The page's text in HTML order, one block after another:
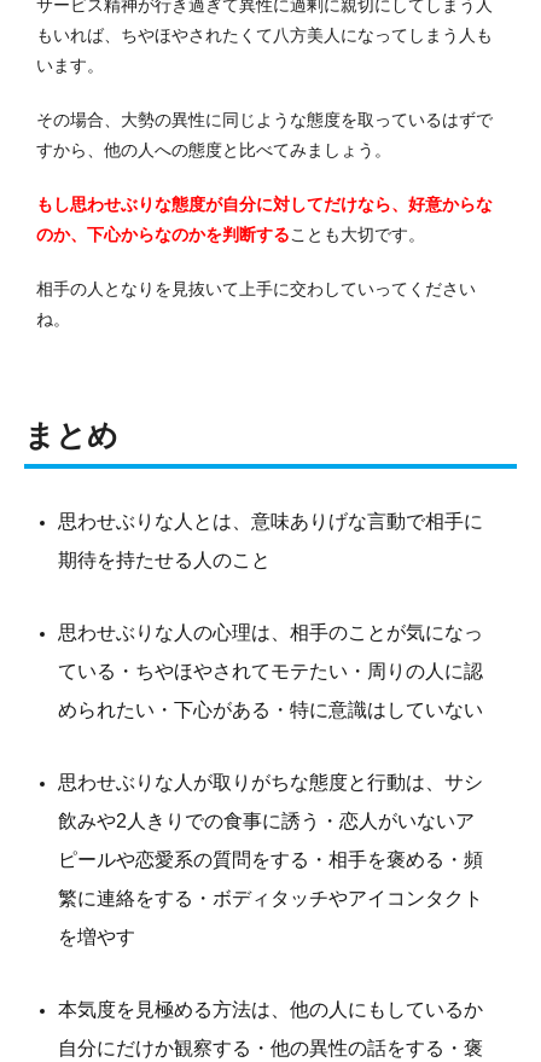
サービス精神が行き過ぎて異性に過剰に親切にしてしまう人
もいれば、ちやほやされたくて八方美人になってしまう人も
います。
その場合、大勢の異性に同じような態度を取っているはずで
すから、他の人への態度と比べてみましょう。
もし思わせぶりな態度が自分に対してだけなら、好意からな
のか、下心からなのかを判断することも大切です。
相手の人となりを見抜いて上手に交わしていってください
ね。
まとめ
思わせぶりな人とは、意味ありげな言動で相手に
期待を持たせる人のこと
思わせぶりな人の心理は、相手のことが気になっ
ている・ちやほやされてモテたい・周りの人に認
められたい・下心がある・特に意識はしていない
思わせぶりな人が取りがちな態度と行動は、サシ
飲みや2人きりでの食事に誘う・恋人がいないア
ピールや恋愛系の質問をする・相手を褒める・頻
繁に連絡をする・ボディタッチやアイコンタクト
を増やす
本気度を見極める方法は、他の人にもしているか
自分にだけか観察する・他の異性の話をする・褒